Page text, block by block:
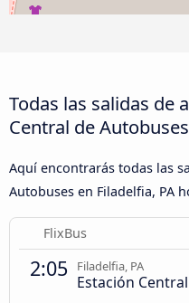
Todas las salidas de
Central de
Aquí encontrarás todas las
Autobuses en Filadelfia, PA
FlixBus
2:05 Filadelfia, PA
Estación